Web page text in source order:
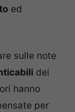
ed
sulle note
dei
hanno
per